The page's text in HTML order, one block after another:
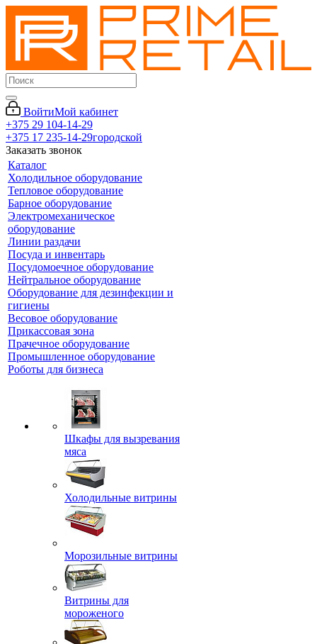
ВойтиМой кабинет
+375 29 104-14-29
+375 17 235-14-29городской
Заказать звонок
Каталог
Холодильное оборудование
Тепловое оборудование
Барное оборудование
Электромеханическое
оборудование
Линии раздачи
Посуда и инвентарь
Посудомоечное оборудование
Нейтральное оборудование
Оборудование для дезинфекции и
гигиены
Весовое оборудование
Прикассовая зона
Прачечное оборудование
Промышленное оборудование
Роботы для бизнеса
Шкафы для вызревания
мяса
Холодильные витрины
Морозильные витрины
Витрины для
мороженого